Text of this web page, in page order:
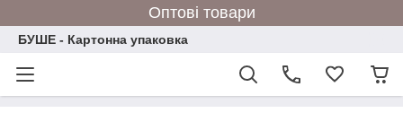
Оптові товари
БУШЕ - Картонна упаковка